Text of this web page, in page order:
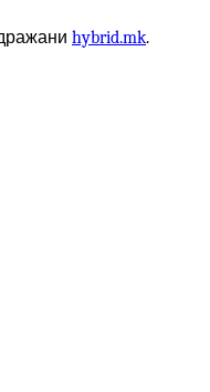
hybrid.mk.